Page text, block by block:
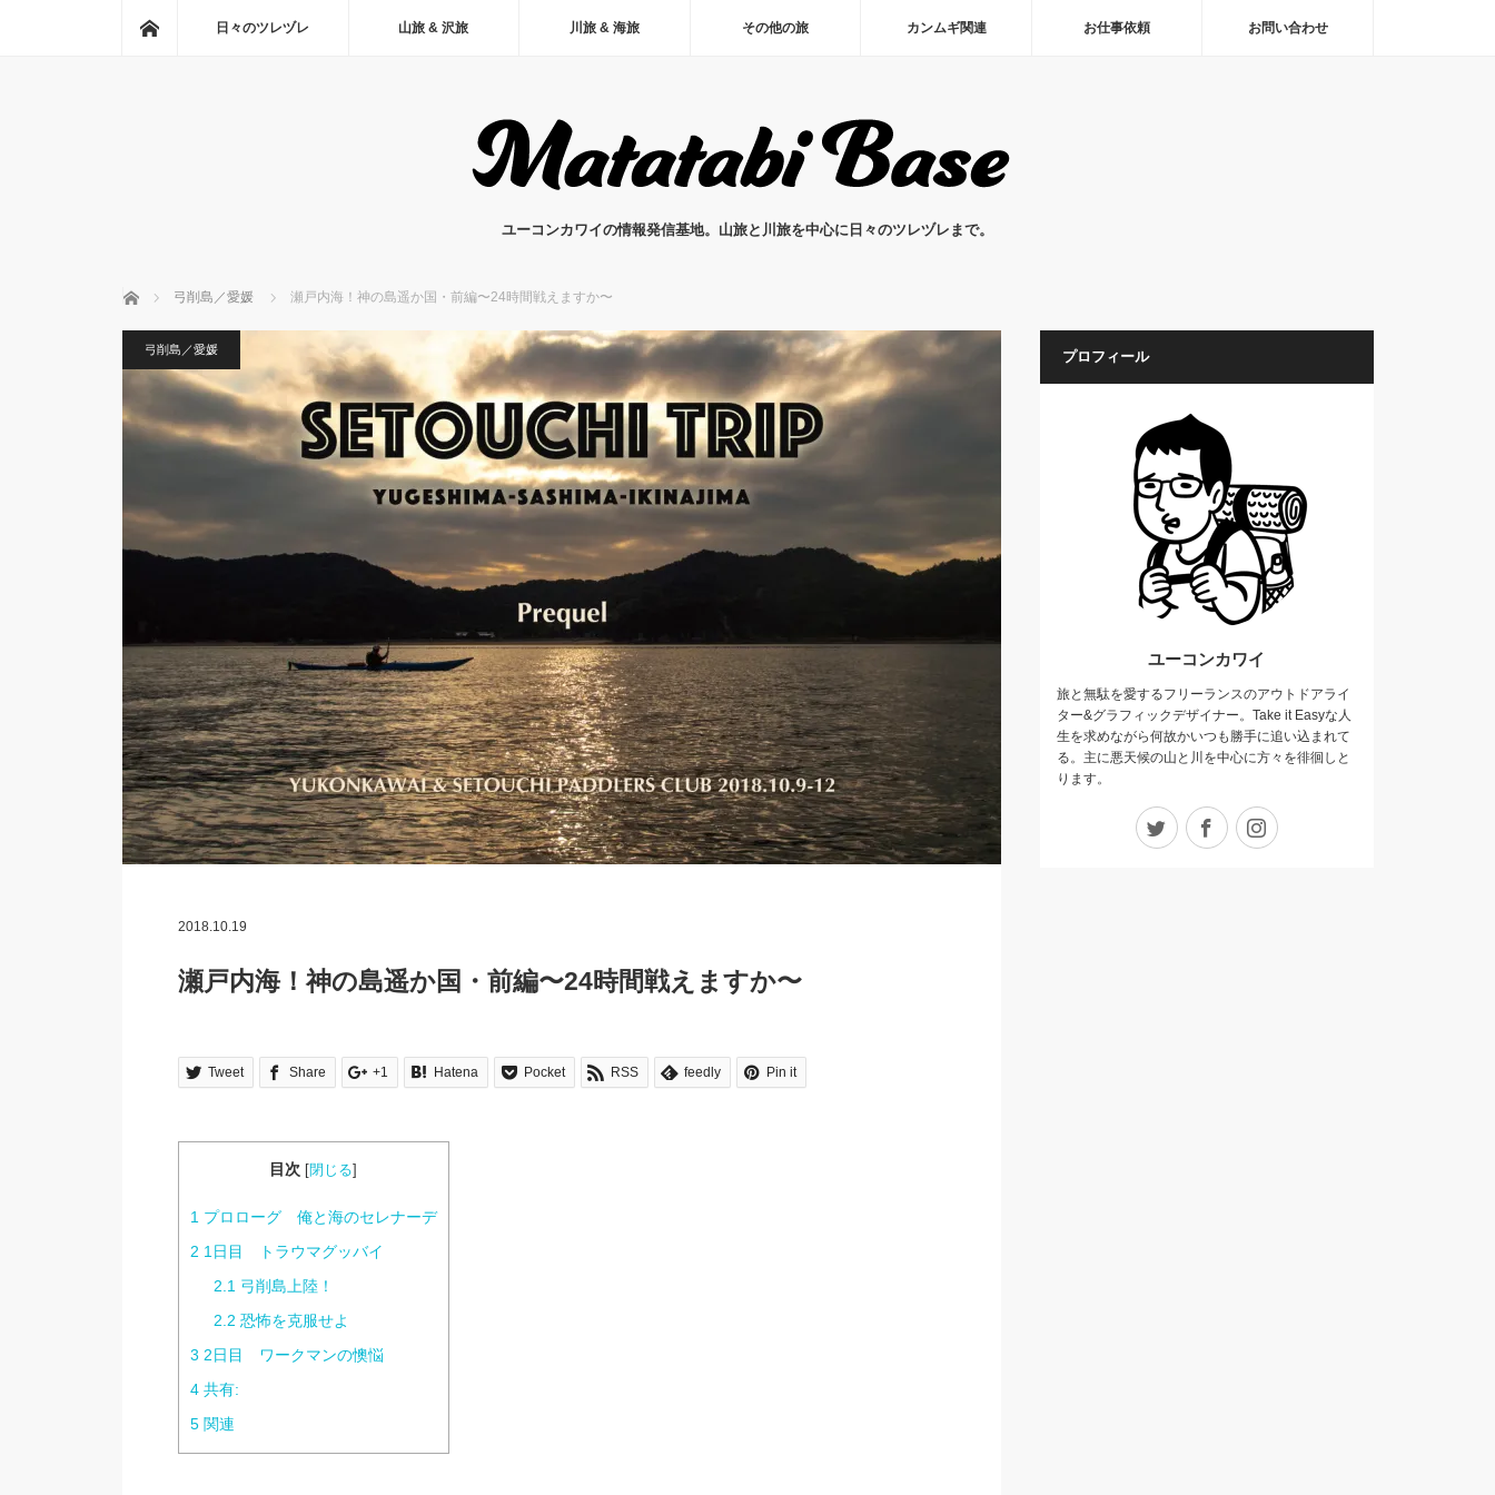
ホーム日々のツレヅレ 山旅 & 沢旅 川旅 & 海旅 その他の旅 カンムギ関連 お仕事依頼 お問い合わせ
ユーコンカワイの情報発信基地。山旅と川旅を中心に日々のツレヅレまで。
ホーム 弓削島／愛媛 瀬戸内海！神の島遥か国・前編〜24時間戦えますか〜
弓削島／愛媛
2018.10.19
瀬戸内海！神の島遥か国・前編〜24時間戦えますか〜
Tweet Share +1 Hatena Pocket RSS feedly Pin it
目次 [閉じる]
1プロローグ 俺と海のセレナーデ
2 1日目 トラウマグッバイ
2.1弓削島上陸！
2.2 恐怖を克服せよ
3 2日目 ワークマンの懊悩
4共有:
5関連
プロフィール
ユーコンカワイ
旅と無駄を愛するフリーランスのアウトドアライ
ター&グラフィックデザイナー。Take it Easyな人
生を求めながら何故かいつも勝手に追い込まれて
る。主に悪天候の山と川を中心に方々を徘徊しと
ります。
Twitter Facebook